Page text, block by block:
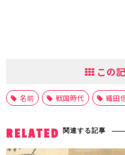
この
名前 戦国時代 織田
RELATED 関連する記事